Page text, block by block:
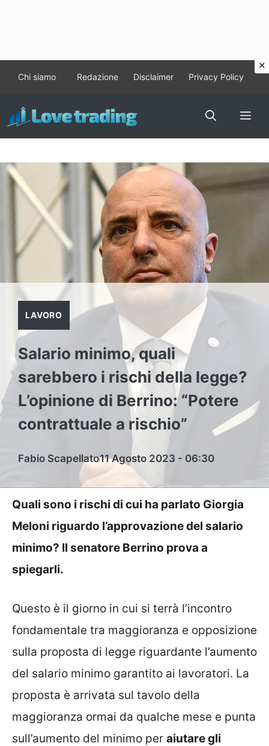
contenuto
Chi siamo Redazione Disclaimer Privacy Policy
LAVORO
Salario minimo, quali
sarebbero i rischi della legge?
L’opinione di Berrino: “Potere
contrattuale a rischio”
Fabio Scapellato11 Agosto 2023 - 06:30
Quali sono i rischi di cui ha parlato Giorgia
Meloni riguardo l’approvazione del salario
minimo? Il senatore Berrino prova a
spiegarli.
Questo è il giorno in cui si terrà l’incontro
fondamentale tra maggioranza e opposizione
sulla proposta di legge riguardante l’aumento
del salario minimo garantito ai lavoratori. La
proposta è arrivata sul tavolo della
maggioranza ormai da qualche mese e punta
sull’aumento del minimo per aiutare gli